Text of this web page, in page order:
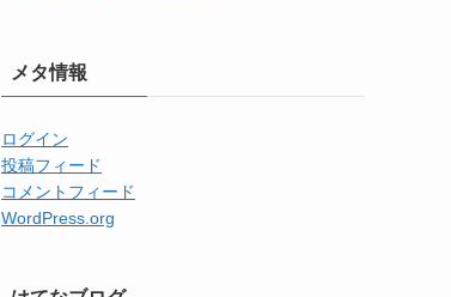
メタ情報
ログイン
投稿フィード
コメントフィード
WordPress.org